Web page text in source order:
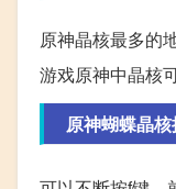
原神晶核最多的
游戏原神中晶核
原神蝴蝶晶